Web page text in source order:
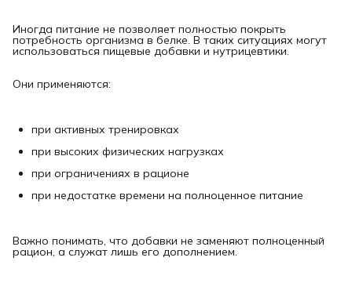
Иногда питание не позволяет полностью покрыть
потребность организма в белке. В таких ситуациях могут
использоваться пищевые добавки и нутрицевтики.
Они применяются:
при активных тренировках
при высоких физических нагрузках
при ограничениях в рационе
при недостатке времени на полноценное питание
Важно понимать, что добавки не заменяют полноценный
рацион, а служат лишь его дополнением.